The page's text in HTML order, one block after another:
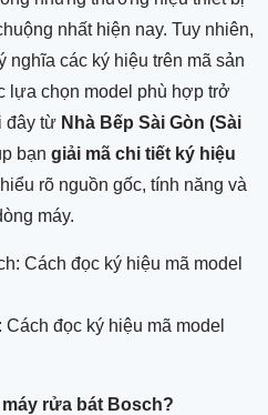
nhất hiện nay. Tuy nhiên,
nghĩa các ký hiệu trên mã sản
lựa chọn model phù hợp trở
đây từ Nhà Bếp Sài Gòn (Sài
bạn giải mã chi tiết ký hiệu
rõ nguồn gốc, tính năng và
máy.
đọc ký hiệu mã model
rửa bát Bosch?